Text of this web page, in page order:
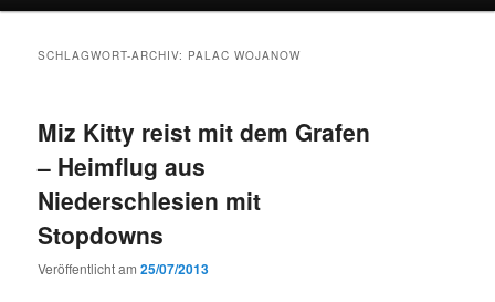
SCHLAGWORT-ARCHIV: PALAC WOJANOW
Miz Kitty reist mit dem Grafen
– Heimflug aus
Niederschlesien mit
Stopdowns
Veröffentlicht am25/07/2013